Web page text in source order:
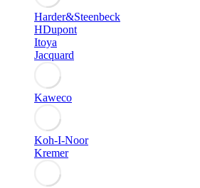
Harder&Steenbeck
HDupont
Itoya
Jacquard
Kaweco
Koh-I-Noor
Kremer